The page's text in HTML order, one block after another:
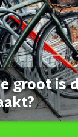
groot is